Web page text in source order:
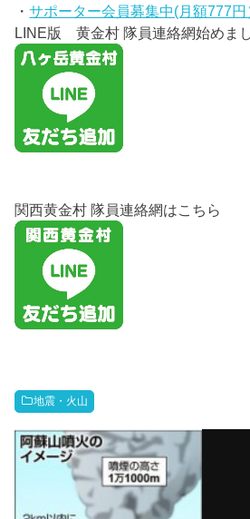
・サポーター会員募集中(月額777円
LINE版 黄金村 隊員連絡網始めまし
関西黄金村 隊員連絡網はこちら
地震・火山